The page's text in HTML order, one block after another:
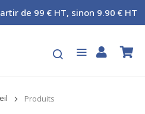
de 99 € HT, sinon 9.90 € HT
Produits